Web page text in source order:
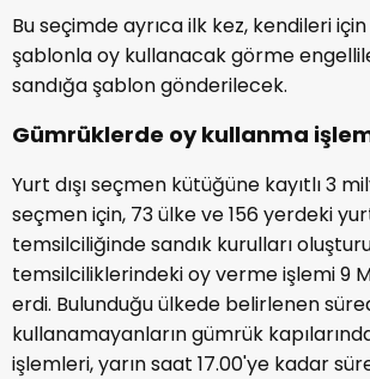
Bu seçimde ayrıca ilk kez, kendileri
şablonla oy kullanacak görme
sandığa şablon gönderilecek.
Gümrüklerde oy kullanma
Yurt dışı seçmen kütüğüne kayıtlı 3
seçmen için, 73 ülke ve 156 yerdeki yurt
temsilciliğinde sandık kurulları
temsilciliklerindeki oy verme işlemi 9
erdi. Bulunduğu ülkede belirlenen
kullanamayanların gümrük
işlemleri, yarın saat 17.00'ye kadar